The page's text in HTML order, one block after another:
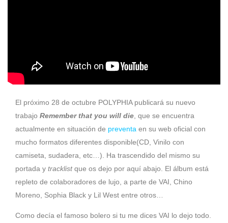
El próximo 28 de octubre POLYPHIA publicará su nuevo
trabajo Remember that you will die, que se encuentra
actualmente en situación de preventa en su web oficial con
mucho formatos diferentes disponible(CD, Vinilo con
camiseta, sudadera, etc…). Ha trascendido del mismo su
portada y tracklistque os dejo por aquí abajo. El álbum está
repleto de colaboradores de lujo, a parte de VAI, Chino
Moreno, Sophia Black y Lil West entre otros…
Como decía el famoso bolero si tu me dices VAI lo dejo todo.